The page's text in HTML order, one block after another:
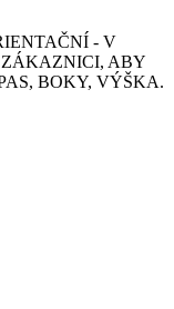
- V
ABY
BOKY, VÝŠKA.